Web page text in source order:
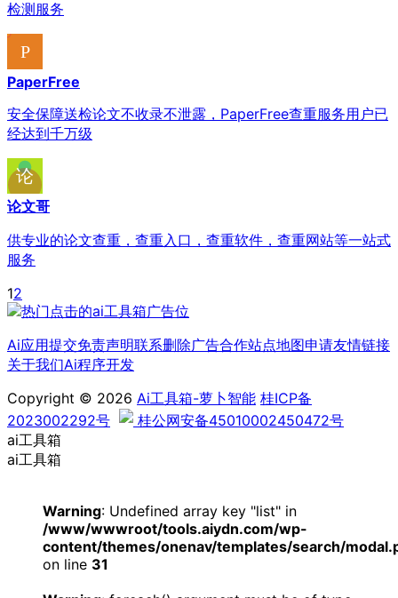
检测服务
PaperFree
安全保障送检论文不收录不泄露，PaperFree查重服务用户已
经达到千万级
论文哥
供专业的论文查重，查重入口，查重软件，查重网站等一站式
服务
12
Ai应用提交免责声明联系删除广告合作站点地图申请友情链接
关于我们Ai程序开发
Copyright © 2026 Ai工具箱-萝卜智能 桂ICP备
2023002292号
桂公网安备45010002450472号
ai工具箱
ai工具箱
Warning: Undefined array key "list" in
/www/wwwroot/tools.aiydn.com/wp-
content/themes/onenav/templates/search/
on line 31